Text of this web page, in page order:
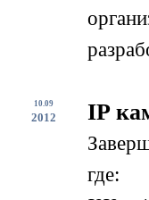
10.09
2012 IP
где: